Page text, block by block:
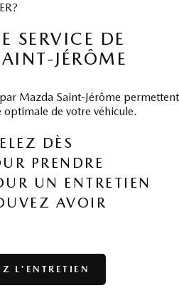
SERVICE DE
JÉRÔME
Mazda Saint-Jérôme permettent
de votre véhicule.
DÈS
PRENDRE
UN ENTRETIEN
AVOIR
L'ENTRETIEN